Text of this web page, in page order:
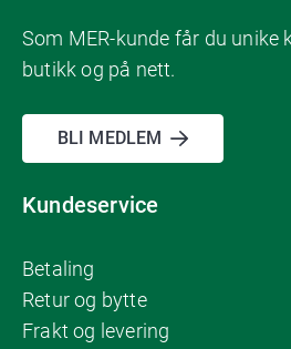
Som MER-kunde får du unike
butikk og på nett.
BLI MEDLEM
Kundeservice
Betaling
Retur og bytte
Frakt og levering